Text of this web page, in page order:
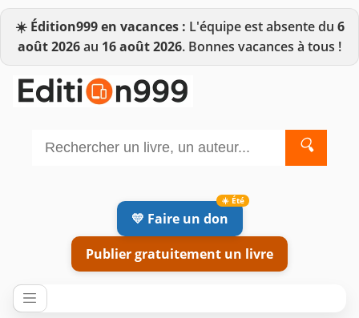
☀️ Édition999 en vacances : L'équipe est absente du 6
août 2026au 16 août 2026. Bonnes vacances à tous !
🔍
💛 Faire un don
Publier gratuitement un livre